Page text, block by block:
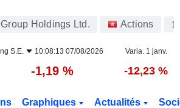
Holdings Ltd. Actions
S.E. 10:08:13 07/08/2026 Varia. 1 janv.
-1,19 % -12,23 %
Graphiques Actualités